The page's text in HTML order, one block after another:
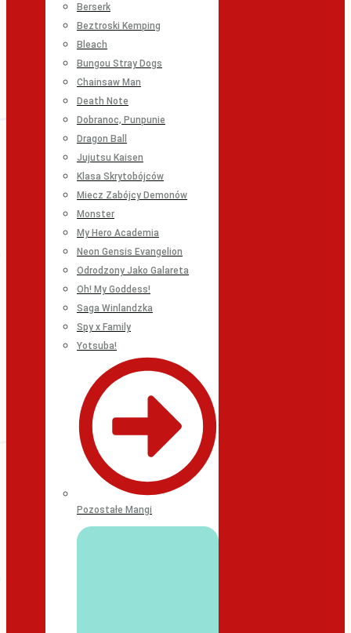
Berserk
Beztroski Kemping
Bleach
Bungou Stray Dogs
Chainsaw Man
Death Note
Dobranoc, Punpunie
Dragon Ball
Jujutsu Kaisen
Klasa Skrytobójców
Miecz Zabójcy Demonów
Monster
My Hero Academia
Neon Gensis Evangelion
Odrodzony Jako Galareta
Oh! My Goddess!
Saga Winlandzka
Spy x Family
Yotsuba!
Pozostałe Mangi